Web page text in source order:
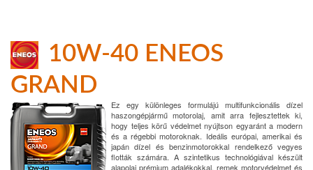
10W-40 ENEOS
GRAND
Ez egy különleges formulájú multifunkcionális dízel
haszongépjármű motorolaj, amit arra fejlesztettek ki,
hogy teljes körű védelmet nyújtson egyaránt a modern
és a régebbi motoroknak. Ideális európai, amerikai és
japán dízel és benzinmotorokkal rendelkező vegyes
flották számára. A szintetikus technológiával készült
alapolaj prémium adalékokkal, remek motorvédelmet és